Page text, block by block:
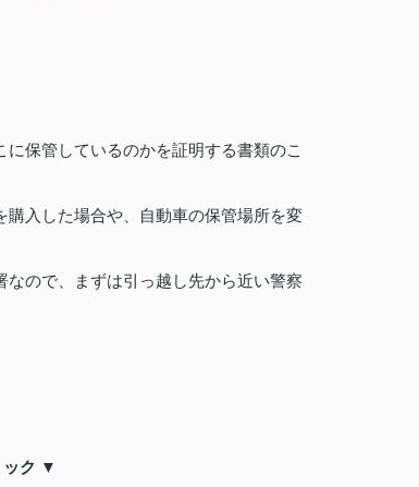
保管しているのかを証明する書類のこ
入した場合や、自動車の保管場所を変
ので、まずは引っ越し先から近い警察
ック ▼